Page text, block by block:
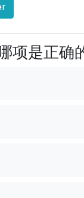
项是正确